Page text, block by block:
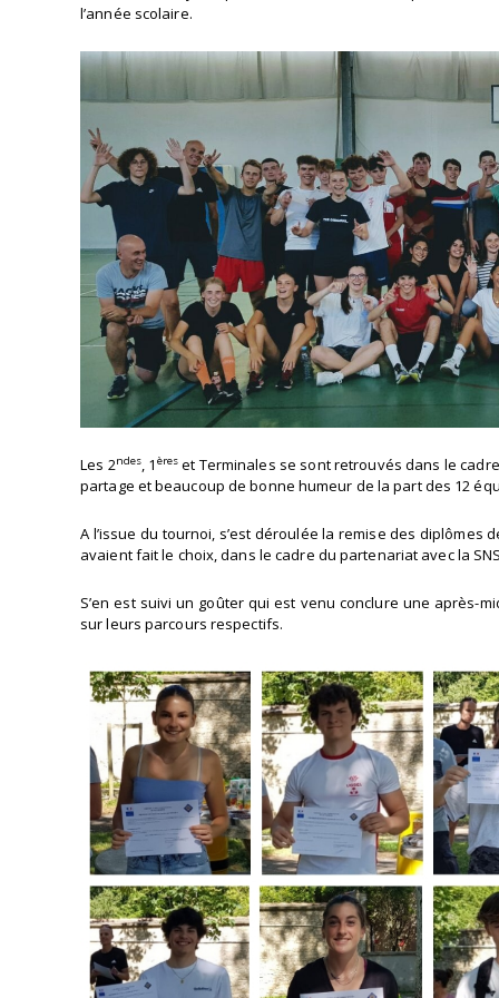
l’année scolaire.
Les 2ndes, 1 èreset Terminales se sont retrouvés dans le
partage et beaucoup de bonne humeur de la part des 12
A l’issue du tournoi, s’est déroulée la remise des diplômes
avaient fait le choix, dans le cadre du partenariat avec la
S’en est suivi un goûter qui est venu conclure une après-
sur leurs parcours respectifs.